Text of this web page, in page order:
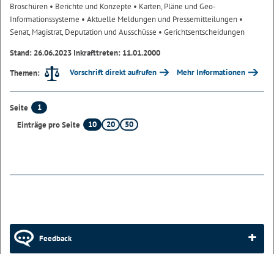
Broschüren • Berichte und Konzepte • Karten, Pläne und Geo-
Informationssysteme • Aktuelle Meldungen und Pressemitteilungen •
Senat, Magistrat, Deputation und Ausschüsse • Gerichtsentscheidungen
Stand: 26.06.2023 Inkrafttreten: 11.01.2000
Themen:
Vorschrift direkt aufrufen Mehr Informationen
Seite
1
Einträge pro Seite
10 20 50
Feedback